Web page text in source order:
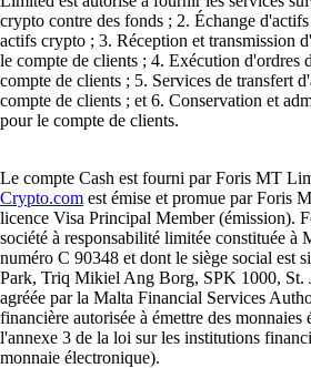
crypto contre des fonds ; 2. Échange
actifs crypto ; 3. Réception et transmission
le compte de clients ; 4. Exécution d'ordres
compte de clients ; 5. Services de transfert
compte de clients ; et 6. Conservation et
pour le compte de clients.
Le compte Cash est fourni par Foris MT
Crypto.com est émise et promue par Foris
licence Visa Principal Member (émission).
société à responsabilité limitée constituée à
numéro C 90348 et dont le siège social est
Park, Triq Mikiel Ang Borg, SPK 1000, St.
agréée par la Malta Financial Services
financière autorisée à émettre des monnaies
l'annexe 3 de la loi sur les institutions
monnaie électronique).